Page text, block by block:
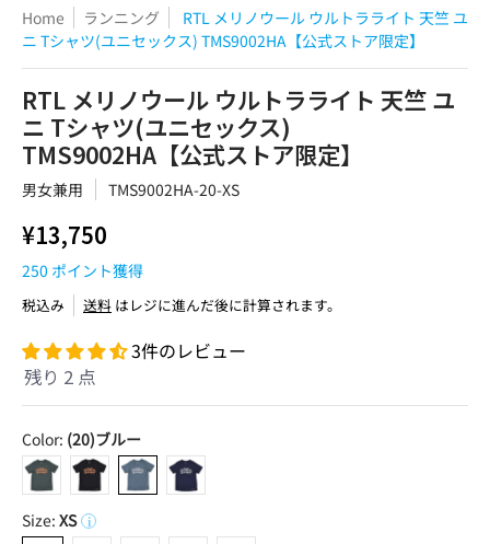
Home ランニング
RTL メリノウール ウルトラライト 天竺 ユ
ニ Tシャツ(ユニセックス) TMS9002HA【公式ストア限定】
RTL メリノウール ウルトラライト 天竺 ユ
ニ Tシャツ(ユニセックス)
TMS9002HA【公式ストア限定】
男女兼用 TMS9002HA-20-XS
¥13,750
250 ポイント獲得
税込み 送料 はレジに進んだ後に計算されます。
3件のレビュー
残り 2 点
Color: (20)ブルー
(60)グリーン(10)ブラック
Size: XS i
XS S